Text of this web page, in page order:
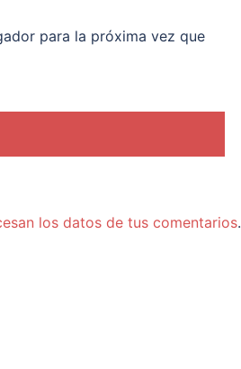
para la próxima vez que
los datos de tus comentarios.